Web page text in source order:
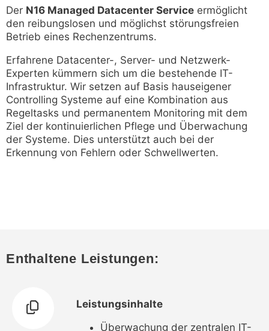
Der N16 Managed Datacenter Service ermöglicht
den reibungslosen und möglichst störungsfreien
Betrieb eines Rechenzentrums.
Erfahrene Datacenter-, Server- und Netzwerk-
Experten kümmern sich um die bestehende IT-
Infrastruktur. Wir setzen auf Basis hauseigener
Controlling Systeme auf eine Kombination aus
Regeltasks und permanentem Monitoring mit dem
Ziel der kontinuierlichen Pflege und Überwachung
der Systeme. Dies unterstützt auch bei der
Erkennung von Fehlern oder Schwellwerten.
Enthaltene Leistungen:
Leistungsinhalte
Überwachung der zentralen IT-